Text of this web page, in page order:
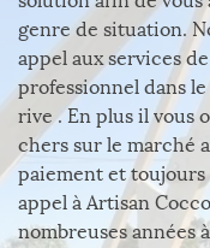
genre de situation.
appel aux services
professionnel dans
rive . En plus il vous
chers sur le marché
paiement et toujours
appel à Artisan
nombreuses années